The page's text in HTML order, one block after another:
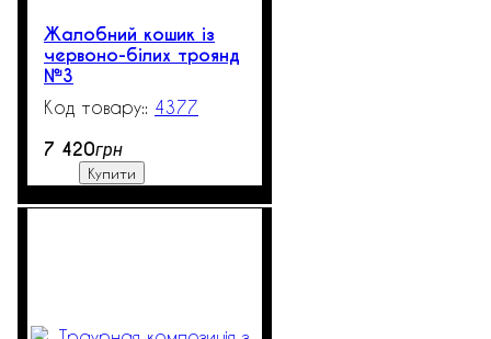
Жалобний кошик із
червоно-білих троянд
№3
4377
7 420грн
Купити